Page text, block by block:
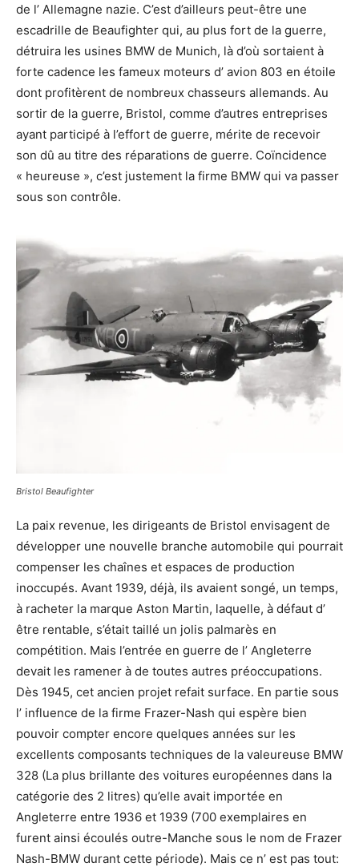
de l’ Allemagne nazie. C’est d’ailleurs peut-être une
escadrille de Beaufighter qui, au plus fort de la guerre,
détruira les usines BMW de Munich, là d’où sortaient à
forte cadence les fameux moteurs d’ avion 803 en étoile
dont profitèrent de nombreux chasseurs allemands. Au
sortir de la guerre, Bristol, comme d’autres entreprises
ayant participé à l’effort de guerre, mérite de recevoir
son dû au titre des réparations de guerre. Coïncidence
« heureuse », c’est justement la firme BMW qui va passer
sous son contrôle.
Bristol Beaufighter
La paix revenue, les dirigeants de Bristol envisagent de
développer une nouvelle branche automobile qui pourrait
compenser les chaînes et espaces de production
inoccupés. Avant 1939, déjà, ils avaient songé, un temps,
à racheter la marque Aston Martin, laquelle, à défaut d’
être rentable, s’était taillé un jolis palmarès en
compétition. Mais l’entrée en guerre de l’ Angleterre
devait les ramener à de toutes autres préoccupations.
Dès 1945, cet ancien projet refait surface. En partie sous
l’ influence de la firme Frazer-Nash qui espère bien
pouvoir compter encore quelques années sur les
excellents composants techniques de la valeureuse BMW
328 (La plus brillante des voitures européennes dans la
catégorie des 2 litres) qu’elle avait importée en
Angleterre entre 1936 et 1939 (700 exemplaires en
furent ainsi écoulés outre-Manche sous le nom de Frazer
Nash-BMW durant cette période). Mais ce n’ est pas tout: